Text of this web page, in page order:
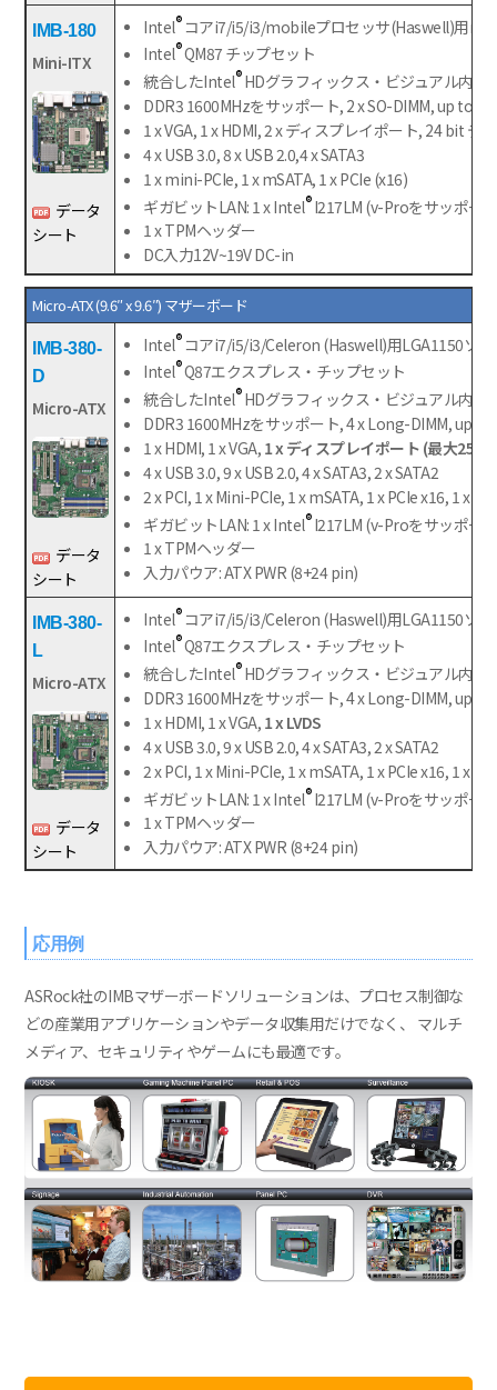
IMB-180
Mini-ITX
データ
シート
Intel®コアi7/i5/i3/mobileプロセッサ(Haswell)用
Intel®QM87 チップセット
統合したIntel®HDグラフィックス・ビジュアル内蔵
DDR3 1600MHzをサッポート, 2 x SO-DIMM, up to
1 x VGA, 1 x HDMI, 2 x ディスプレイポート, 24 bit デ
4 x USB 3.0, 8 x USB 2.0,4 x SATA3
1 x mini-PCIe, 1 x mSATA, 1 x PCIe (x16)
ギガビットLAN: 1 x Intel®I217LM (v-Proをサッポー
1 x TPMヘッダー
DC入力12V~19V DC-in
Micro-ATX (9.6″ x 9.6″) マザーボード
IMB-380-
D
Micro-ATX
データ
シート
Intel®コアi7/i5/i3/Celeron (Haswell)用LGA1150ソケ
Intel®Q87エクスプレス・チップセット
統合したIntel®HDグラフィックス・ビジュアル内蔵
DDR3 1600MHzをサッポート, 4 x Long-DIMM, up
1 x HDMI, 1 x VGA, 1 x ディスプレイポート (最大
4 x USB 3.0, 9 x USB 2.0, 4 x SATA3, 2 x SATA2
2 x PCI, 1 x Mini-PCIe, 1 x mSATA, 1 x PCIe x16, 1 x
ギガビットLAN: 1 x Intel®I217LM (v-Proをサッポー
1 x TPMヘッダー
入力パウア: ATX PWR (8+24 pin)
IMB-380-
L
Micro-ATX
データ
シート
Intel®コアi7/i5/i3/Celeron (Haswell)用LGA1150ソケ
Intel®Q87エクスプレス・チップセット
統合したIntel®HDグラフィックス・ビジュアル内蔵
DDR3 1600MHzをサッポート, 4 x Long-DIMM, up
1 x HDMI, 1 x VGA, 1 x LVDS
4 x USB 3.0, 9 x USB 2.0, 4 x SATA3, 2 x SATA2
2 x PCI, 1 x Mini-PCIe, 1 x mSATA, 1 x PCIe x16, 1 x
ギガビットLAN: 1 x Intel®I217LM (v-Proをサッポー
1 x TPMヘッダー
入力パウア: ATX PWR (8+24 pin)
応用例
ASRock社のIMBマザーボードソリューションは、プロセス制御な
どの産業用アプリケーションやデータ収集用だけでなく、 マルチ
メディア、セキュリティやゲームにも最適です。